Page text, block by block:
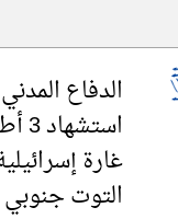
الدفاع
غارة
التوت جنوبي